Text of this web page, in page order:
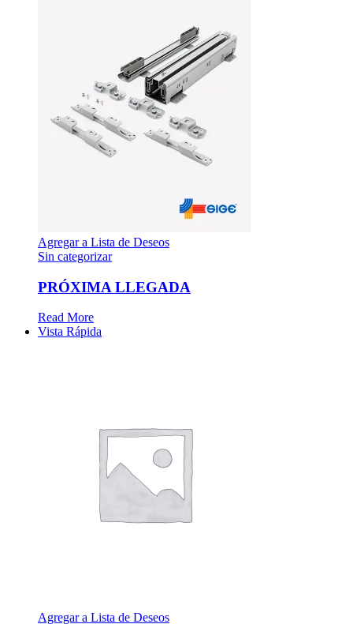
Agregar a Lista de Deseos
Sin categorizar
PRÓXIMA LLEGADA
Read More
Vista Rápida
Agregar a Lista de Deseos